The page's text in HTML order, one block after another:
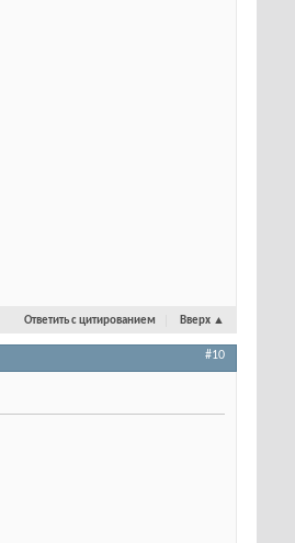
Ответить с цитированием Вверх ▲
#10